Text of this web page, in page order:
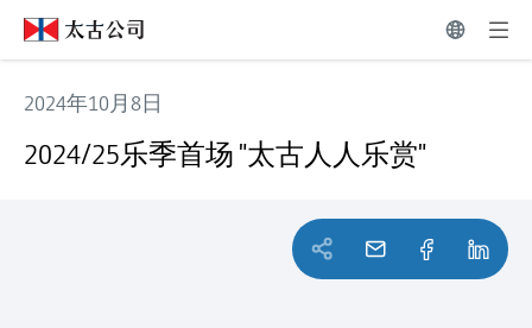
2024年10月8日
2024/25乐季首场 "太古人人乐赏"